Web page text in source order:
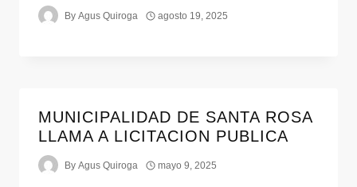
By Agus Quiroga agosto 19, 2025
MUNICIPALIDAD DE SANTA ROSA
LLAMA A LICITACION PUBLICA
By Agus Quiroga mayo 9, 2025